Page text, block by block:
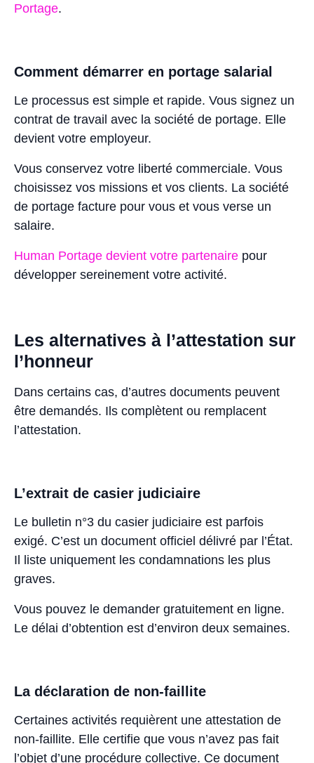
Portage.
Comment démarrer en portage salarial
Le processus est simple et rapide. Vous signez un
contrat de travail avec la société de portage. Elle
devient votre employeur.
Vous conservez votre liberté commerciale. Vous
choisissez vos missions et vos clients. La société
de portage facture pour vous et vous verse un
salaire.
Human Portage devient votre partenaire pour
développer sereinement votre activité.
Les alternatives à l’attestation sur
l’honneur
Dans certains cas, d’autres documents peuvent
être demandés. Ils complètent ou remplacent
l’attestation.
L’extrait de casier judiciaire
Le bulletin n°3 du casier judiciaire est parfois
exigé. C’est un document officiel délivré par l’État.
Il liste uniquement les condamnations les plus
graves.
Vous pouvez le demander gratuitement en ligne.
Le délai d’obtention est d’environ deux semaines.
La déclaration de non-faillite
Certaines activités requièrent une attestation de
non-faillite. Elle certifie que vous n’avez pas fait
l’objet d’une procédure collective. Ce document